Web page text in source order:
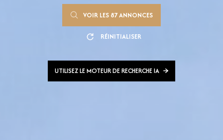
VOIR LES 87ANNONCES
RÉINITIALISER
UTILISEZ LE MOTEUR DE RECHERCHE IA